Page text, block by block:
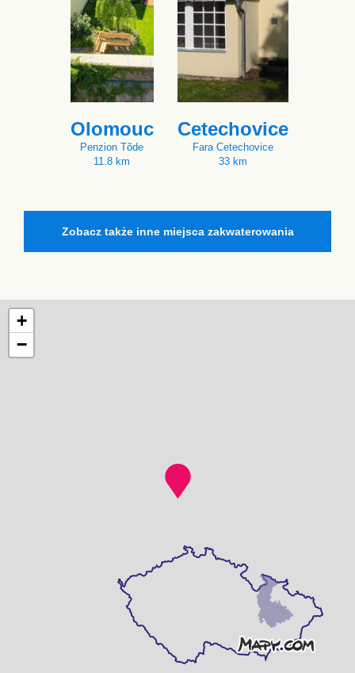
Olomouc
Penzion Tõde
11.8 km
Cetechovice
Fara Cetechovice
33 km
Zobacz także inne miejsca zakwaterowania
+
−